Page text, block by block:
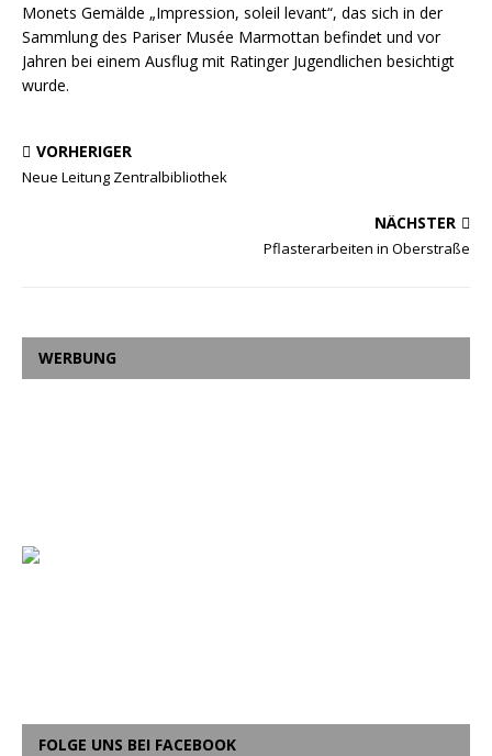
Monets Gemälde „Impression, soleil levant“, das sich in der
Sammlung des Pariser Musée Marmottan befindet und vor
Jahren bei einem Ausflug mit Ratinger Jugendlichen besichtigt
wurde.
VORHERIGER
Neue Leitung Zentralbibliothek
NÄCHSTER
Pflasterarbeiten in Oberstraße
WERBUNG
FOLGE UNS BEI FACEBOOK